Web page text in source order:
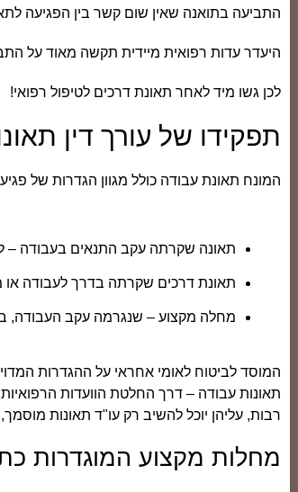
התביעה בתואנה שאין שום קשר בין הפגיעה
היעדר עדות רפואית מיידית תקשה מאוד על
לכן גשו מיד לאחר תאונת דרכים לטיפול רפואי!
תפקידו של עורך דין
המונח תאונת עבודה כולל מגוון הגדרות של
תאונה שקרתה עקב התנאים בעבודה
תאונת דרכים שקרתה בדרך לעבודה או
מחלה מקצוע – שנגרמה עקב העבודה,
המוסד לביטוח לאומי אחראי על ההגדרות
תאונות עבודה – דרך החלטת הוועדות
רבות, עליהן יוכל להשיב רק עו"ד תאונות
מחלות מקצוע המוגדרות